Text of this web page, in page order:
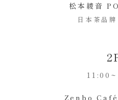
松本綾音
日本茶品牌
Zenbo Café